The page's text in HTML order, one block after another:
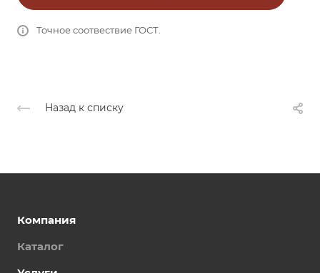
Точное соотвествие ГОСТ.
Назад к списку
Компания
Каталог